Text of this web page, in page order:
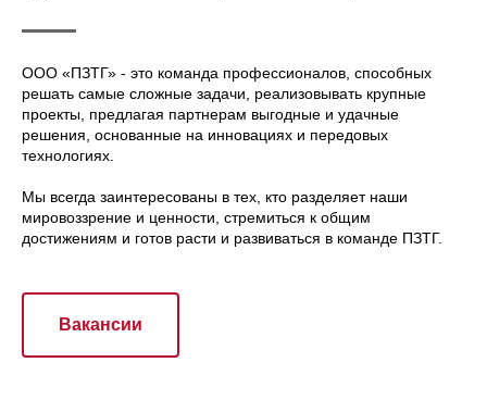
ООО «ПЗТГ» - это команда профессионалов, способных
решать самые сложные задачи, реализовывать крупные
проекты, предлагая партнерам выгодные и удачные
решения, основанные на инновациях и передовых
технологиях.
Мы всегда заинтересованы в тех, кто разделяет наши
мировоззрение и ценности, стремиться к общим
достижениям и готов расти и развиваться в команде ПЗТГ.
Вакансии